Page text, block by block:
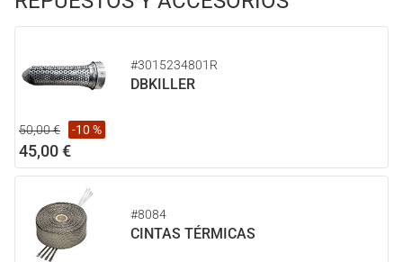
#3015234801R
DBKILLER
50,00 € -10 %
45,00 €
#8084
CINTAS TÉRMICAS